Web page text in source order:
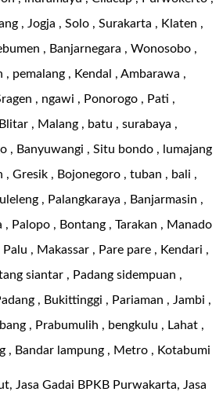
, Jogja , Solo , Surakarta , Klaten ,
, Banjarnegara , Wonosobo ,
, pemalang , Kendal , Ambarawa ,
, ngawi , Ponorogo , Pati ,
, Malang , batu , surabaya ,
, Banyuwangi , Situ bondo , lumajang
, Gresik , Bojonegoro , tuban , bali ,
, Palangkaraya , Banjarmasin ,
, Palopo , Bontang , Tarakan , Manado
, Makassar , Pare pare , Kendari ,
siantar , Padang sidempuan ,
, Bukittinggi , Pariaman , Jambi ,
, Prabumulih , bengkulu , Lahat ,
, Bandar lampung , Metro , Kotabumi
Jasa Gadai BPKB Purwakarta, Jasa